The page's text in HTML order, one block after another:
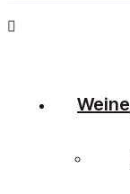
Weine